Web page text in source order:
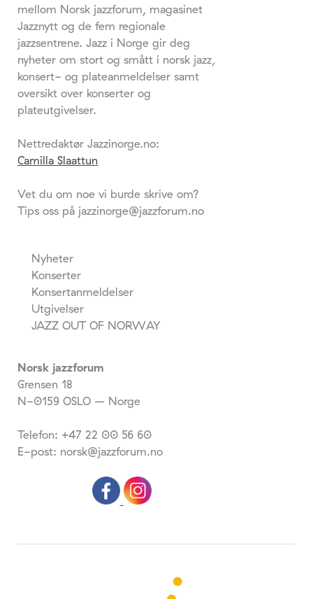
mellom Norsk jazzforum, magasinet
Jazznytt og de fem regionale
jazzsentrene. Jazz i Norge gir deg
nyheter om stort og smått i norsk jazz,
konsert- og plateanmeldelser samt
oversikt over konserter og
plateutgivelser.
Nettredaktør Jazzinorge.no:
Camilla Slaattun
Vet du om noe vi burde skrive om?
Tips oss på jazzinorge@jazzforum.no
Nyheter
Konserter
Konsertanmeldelser
Utgivelser
JAZZ OUT OF NORWAY
Norsk jazzforum
Grensen 18
N-0159 OSLO – Norge
Telefon: +47 22 00 56 60
E-post: norsk@jazzforum.no